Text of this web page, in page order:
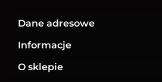
Dane adresowe
Informacje
O sklepie